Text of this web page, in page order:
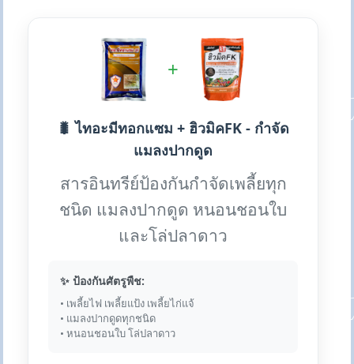
+
🐛 ไทอะมีทอกแซม + ฮิวมิคFK - กำจัด
แมลงปากดูด
สารอินทรีย์ป้องกันกำจัดเพลี้ยทุก
ชนิด แมลงปากดูด หนอนชอนใบ
และโล่ปลาดาว
✨ ป้องกันศัตรูพืช:
• เพลี้ยไฟ เพลี้ยแป้ง เพลี้ยไก่แจ้
• แมลงปากดูดทุกชนิด
• หนอนชอนใบ โล่ปลาดาว